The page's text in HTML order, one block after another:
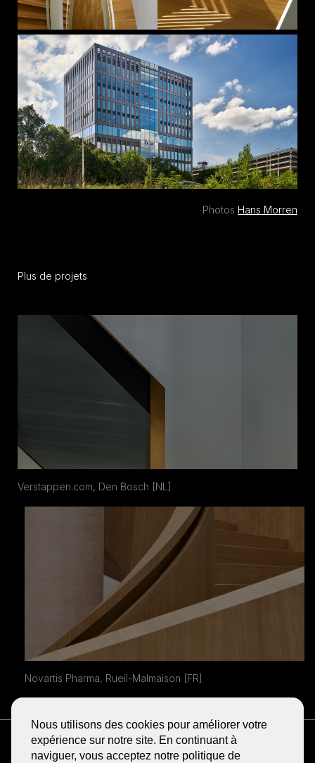
Photos Hans Morren
Plus de projets
Verstappen.com, Den Bosch [NL]
Novartis Pharma, Rueil-Malmaison [FR]
BLOG RECEVOIR LA NEWSLETTER
Nous utilisons des cookies pour améliorer votre
expérience sur notre site. En continuant à
naviguer, vous acceptez notre politique de